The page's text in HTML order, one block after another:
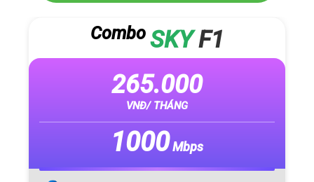
Combo SKYF1
265.000
VNĐ/ THÁNG
1000Mbps